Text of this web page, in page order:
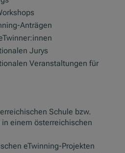
Anträgen
Jurys
Veranstaltungen für
Schule bzw.
einem österreichischen
eTwinning-Projekten